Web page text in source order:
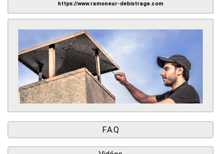
https://www.ramoneur-debistrage.com
F.A.Q